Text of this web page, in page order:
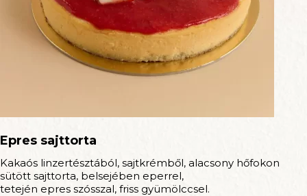
Epres sajttorta
Kakaós linzertésztából, sajtkrémből, alacsony hőfokon
sütött sajttorta, belsejében eperrel,
tetején epres szósszal, friss gyümölccsel.